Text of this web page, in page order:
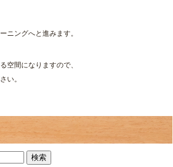
ニングへと進みます。
空間になりますので、
い。